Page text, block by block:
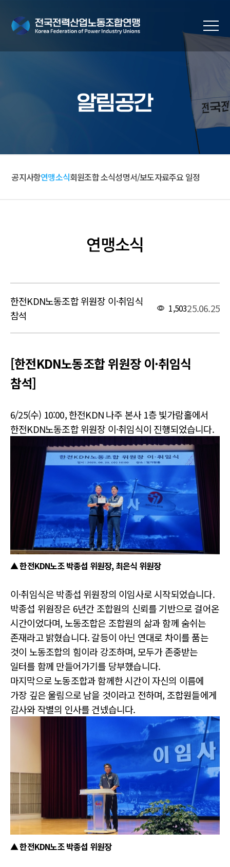
알림공간
공지사항연맹소식회원조합 소식성명서/보도자료주요 일정
연맹소식
한전KDN노동조합 위원장 이·취임식
참석
1,50325.06.25
본문
[한전KDN노동조합 위원장 이·취임식
참석]
6/25(수) 10:00, 한전KDN 나주 본사 1층 빛가람홀에서
한전KDN노동조합 위원장 이·취임식이 진행되었습니다.
▲ 한전KDN노조 박종섭 위원장, 최은식 위원장
이·취임식은 박종섭 위원장의 이임사로 시작되었습니다.
박종섭 위원장은 6년간 조합원의 신뢰를 기반으로 걸어온
시간이었다며, 노동조합은 조합원의 삶과 함께 숨쉬는
존재라고 밝혔습니다. 갈등이 아닌 연대로 차이를 품는
것이 노동조합의 힘이라 강조하며, 모두가 존중받는
일터를 함께 만들어가기를 당부했습니다.
마지막으로 노동조합과 함께한 시간이 자신의 이름에
가장 깊은 울림으로 남을 것이라고 전하며, 조합원들에게
감사와 작별의 인사를 건넸습니다.
▲ 한전KDN노조 박종섭 위원장